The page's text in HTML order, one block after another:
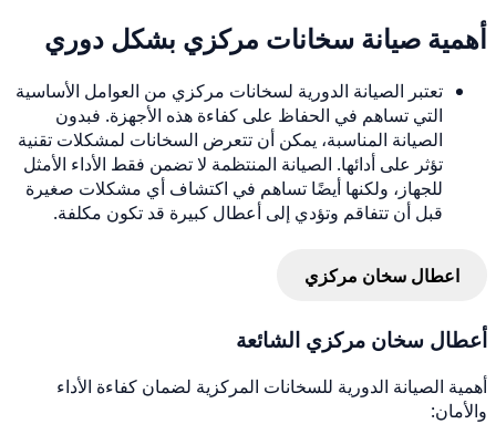
أهمية صيانة سخانات مركزي بشكل دوري
تعتبر الصيانة الدورية لسخانات مركزي من العوامل الأساسية
التي تساهم في الحفاظ على كفاءة هذه الأجهزة. فبدون
الصيانة المناسبة، يمكن أن تتعرض السخانات لمشكلات تقنية
تؤثر على أدائها. الصيانة المنتظمة لا تضمن فقط الأداء الأمثل
للجهاز، ولكنها أيضًا تساهم في اكتشاف أي مشكلات صغيرة
قبل أن تتفاقم وتؤدي إلى أعطال كبيرة قد تكون مكلفة.
اعطال سخان مركزي
أعطال سخان مركزي الشائعة
أهمية الصيانة الدورية للسخانات المركزية لضمان كفاءة الأداء
والأمان: